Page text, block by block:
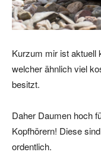
Kurzum mir ist aktuell
welcher ähnlich viel
besitzt.
Daher Daumen hoch
Kopfhörern! Diese
ordentlich.